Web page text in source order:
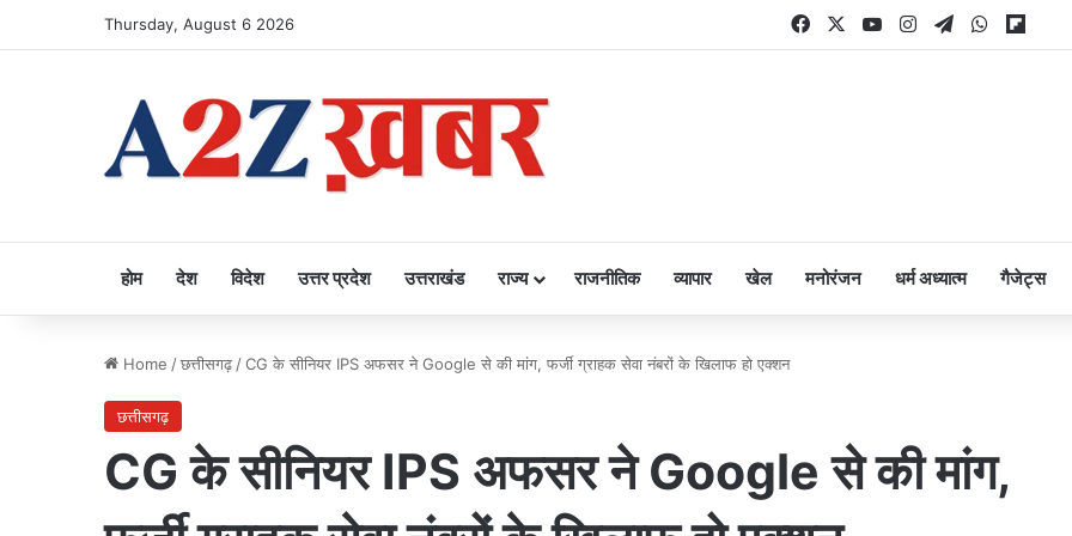
Thursday, August 6 2026 FacebookYouTubeInstagram
TelegramWhatsApp
होम देश विदेश उत्तर प्रदेश उत्तराखंड राज्य राजनीतिक व्यापार खेल मनोरंजन धर्म अध्यात्म गैजेट्स
Home /छत्तीसगढ़ /CG के सीनियर IPS अफसर ने Google से की मांग, फर्जी ग्राहक सेवा नंबरों के खिलाफ हो एक्शन
छत्तीसगढ़
CG के सीनियर IPS अफसर ने Google से की मांग,